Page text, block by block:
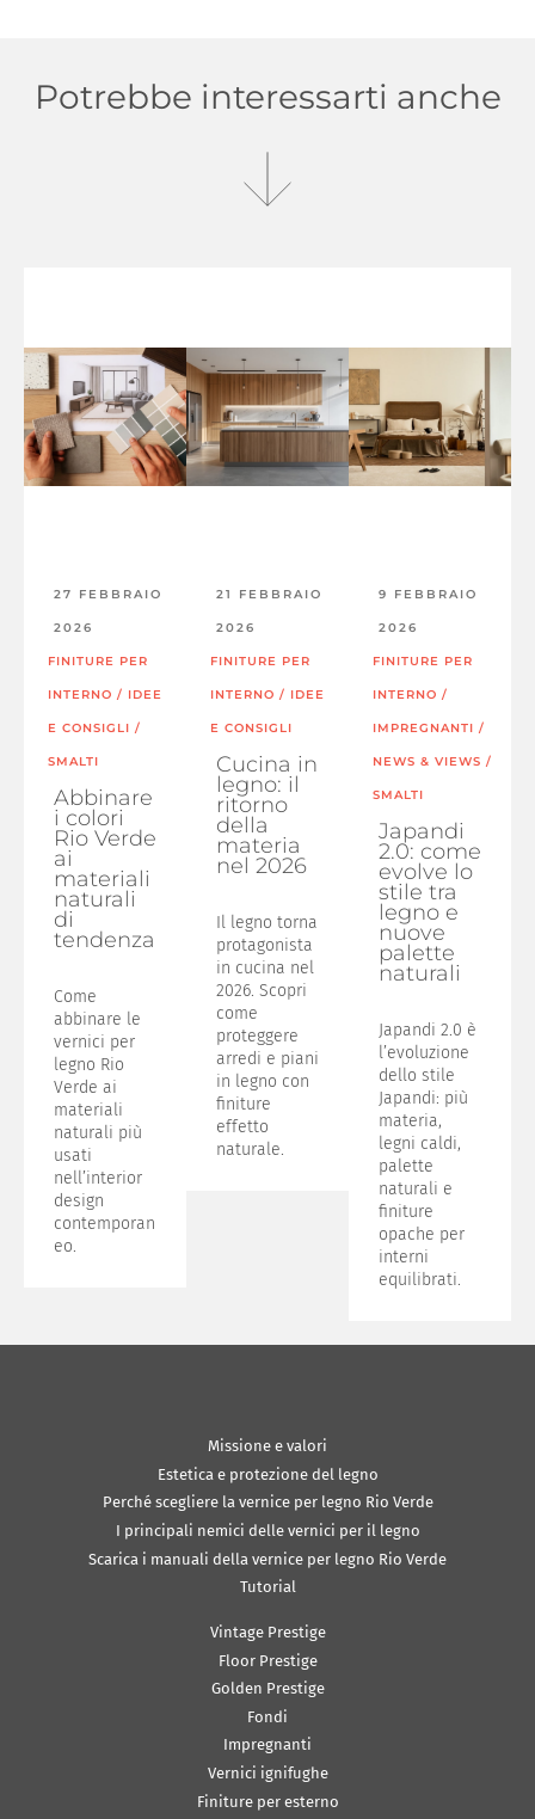
Potrebbe interessarti anche
27 FEBBRAIO
2026
FINITURE PER
INTERNO / IDEE
E CONSIGLI /
SMALTI
Abbinare
i colori
Rio Verde
ai
materiali
naturali
di
tendenza
Come
abbinare le
vernici per
legno Rio
Verde ai
materiali
naturali più
usati
nell’interior
design
contemporan
eo.
21 FEBBRAIO
2026
FINITURE PER
INTERNO / IDEE
E CONSIGLI
Cucina in
legno: il
ritorno
della
materia
nel 2026
Il legno torna
protagonista
in cucina nel
2026. Scopri
come
proteggere
arredi e piani
in legno con
finiture
effetto
naturale.
9 FEBBRAIO
2026
FINITURE PER
INTERNO /
IMPREGNANTI /
NEWS & VIEWS /
SMALTI
Japandi
2.0: come
evolve lo
stile tra
legno e
nuove
palette
naturali
Japandi 2.0 è
l’evoluzione
dello stile
Japandi: più
materia,
legni caldi,
palette
naturali e
finiture
opache per
interni
equilibrati.
Missione e valori
Estetica e protezione del legno
Perché scegliere la vernice per legno Rio Verde
I principali nemici delle vernici per il legno
Scarica i manuali della vernice per legno Rio Verde
Tutorial
Vintage Prestige
Floor Prestige
Golden Prestige
Fondi
Impregnanti
Vernici ignifughe
Finiture per esterno